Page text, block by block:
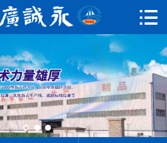
 首页
公司简介
产品中心
新闻中心
案例展示
